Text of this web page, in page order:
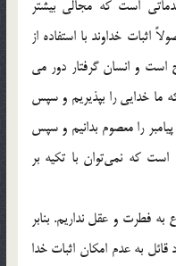
است كه مجالي بيشتر
اثبات خداوند با استفاده از
است و انسان گرفتار دور مي
ما خدايي را بپذيريم و سپس
را معصوم بدانيم و سپس
كه نمي‌توان با تكيه بر
فطرت و عقل نداريم. بنابر
قائل به عدم امكان اثبات خدا